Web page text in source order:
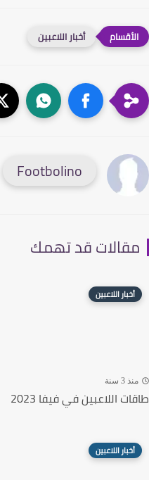
أخبار اللاعبين
Footbolino
قد تهمك
أخبار اللاعبين
3 سنة
اللاعبين في فيفا 2023
أخبار اللاعبين